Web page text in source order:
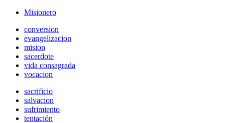
Misionero
conversion
evangelizacion
mision
sacerdote
vida consagrada
vocacion
sacrificio
salvacion
sufrimiento
tentación